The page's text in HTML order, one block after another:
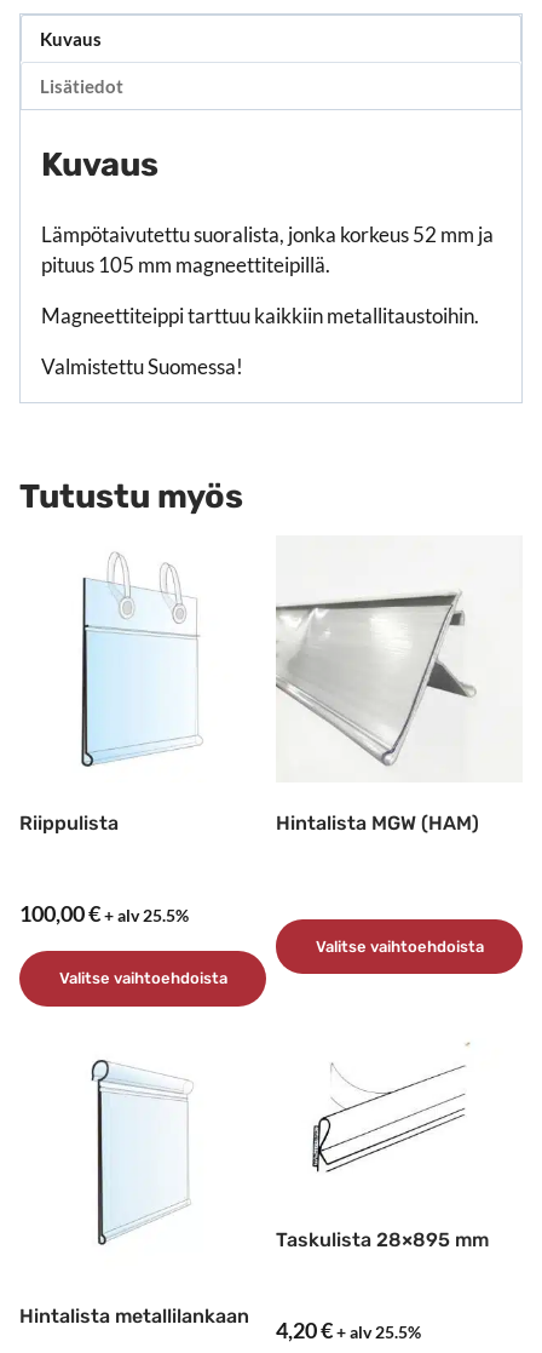
Kuvaus
Lisätiedot
Kuvaus
Lämpötaivutettu suoralista, jonka korkeus 52 mm ja
pituus 105 mm magneettiteipillä.
Magneettiteippi tarttuu kaikkiin metallitaustoihin.
Valmistettu Suomessa!
Tutustu myös
Riippulista
100,00€+ alv 25.5%
Valitse vaihtoehdoista
tuotteella
muunnelma.
sivulla.
Hintalista MGW (HAM)
Valitse vaihtoehdoista
useampi
muunnelma.
tehdä
tuotteen
Hintalista metallilankaan
Taskulista 28×895 mm
4,20€+ alv 25.5%